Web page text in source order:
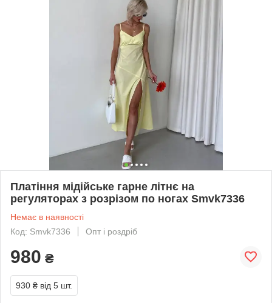
Платіння мідійське гарне літнє на
регуляторах з розрізом по ногах Smvk7336
Немає в наявності
Код: Smvk7336
Опт і роздріб
980 ₴
930 ₴ від 5 шт.